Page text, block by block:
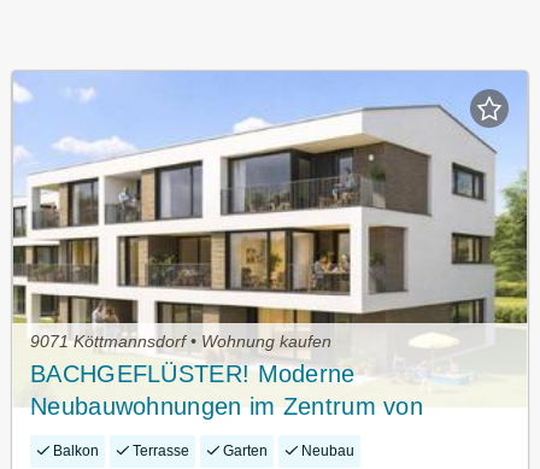
9071 Köttmannsdorf • Wohnung kaufen
BACHGEFLÜSTER! Moderne
Neubauwohnungen im Zentrum von
Köttmannsdorf
Balkon Terrasse Garten Neubau